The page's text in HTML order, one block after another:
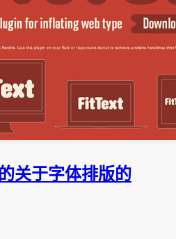
关于字体排版的